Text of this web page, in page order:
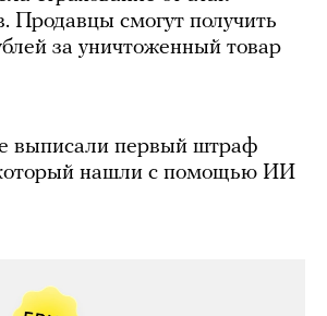
Продавцы смогут получить
за уничтоженный товар
выписали первый штраф
нашли с помощью ИИ